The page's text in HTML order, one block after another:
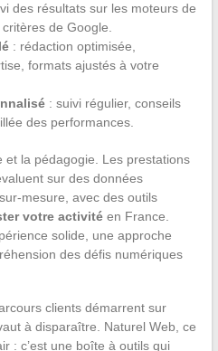
des résultats sur les moteurs de
de Google.
: rédaction optimisée,
formats ajustés à votre
: suivi régulier, conseils
des performances.
et la pédagogie. Les prestations
sur des données
mesure, avec des outils
votre activitéen France.
solide, une approche
des défis numériques
clients démarrent sur
à disparaître. Naturel Web, ce
: c’est une boîte à outils qui